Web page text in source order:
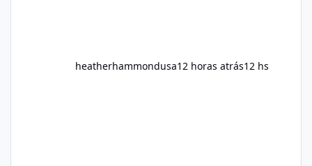
heatherhammondusa12 horas atrás12 hs